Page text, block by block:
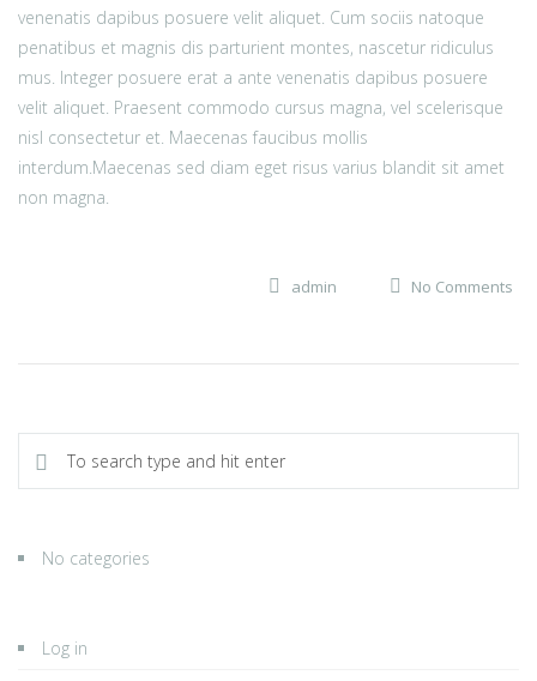
venenatis dapibus posuere velit aliquet. Cum sociis natoque
penatibus et magnis dis parturient montes, nascetur ridiculus
mus. Integer posuere erat a ante venenatis dapibus posuere
velit aliquet. Praesent commodo cursus magna, vel scelerisque
nisl consectetur et. Maecenas faucibus mollis
interdum.Maecenas sed diam eget risus varius blandit sit amet
non magna.
admin No Comments
No categories
Log in